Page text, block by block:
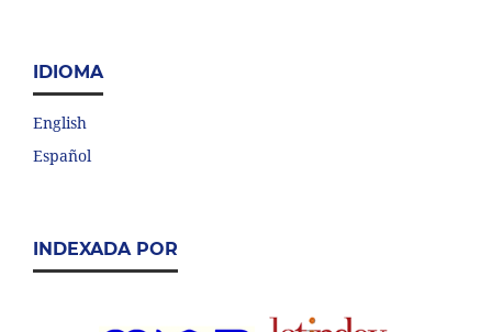
IDIOMA
English
Español
INDEXADA POR